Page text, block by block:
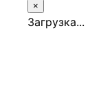
×
Загрузка...